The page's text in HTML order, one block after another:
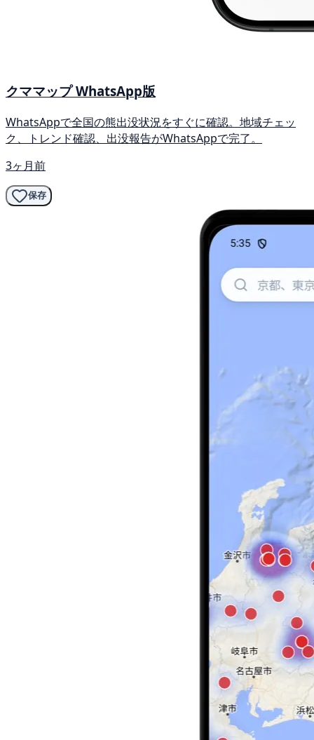
クママップ WhatsApp版
WhatsAppで全国の熊出没状況をすぐに確認。地域チェッ
ク、トレンド確認、出没報告がWhatsAppで完了。
3ヶ月前
保存